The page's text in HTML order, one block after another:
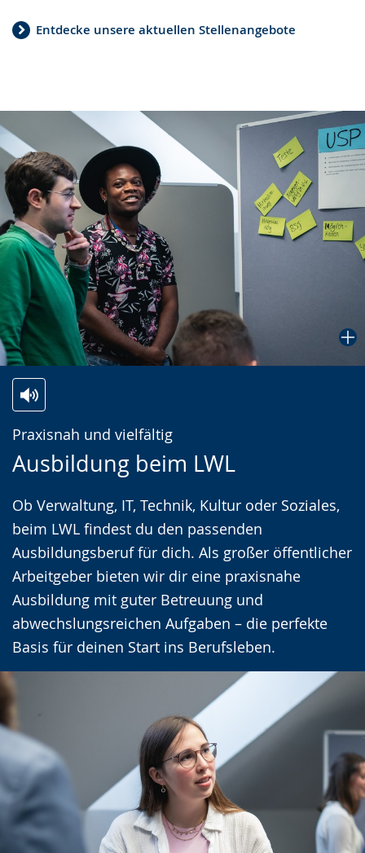
Entdecke unsere aktuellen Stellenangebote
Praxisnah und vielfältig
Ausbildung beim LWL
Ob Verwaltung, IT, Technik, Kultur oder Soziales,
beim LWL findest du den passenden
Ausbildungsberuf für dich. Als großer öffentlicher
Arbeitgeber bieten wir dir eine praxisnahe
Ausbildung mit guter Betreuung und
abwechslungsreichen Aufgaben – die perfekte
Basis für deinen Start ins Berufsleben.
Leichten
Sprache
Audio-
Unterstützung.
Video
in
Gebärdensprache
wird
angezeigt.